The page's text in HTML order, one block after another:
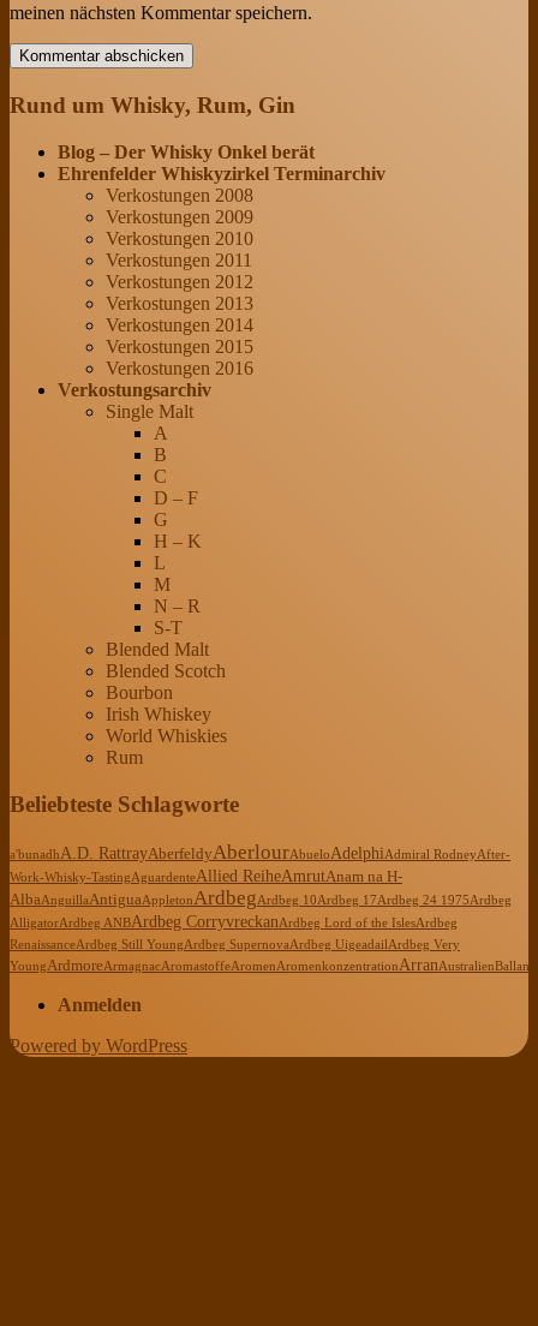
meinen nächsten Kommentar speichern.
Rund um Whisky, Rum, Gin
Blog – Der Whisky Onkel berät
Ehrenfelder Whiskyzirkel Terminarchiv
Verkostungen 2008
Verkostungen 2009
Verkostungen 2010
Verkostungen 2011
Verkostungen 2012
Verkostungen 2013
Verkostungen 2014
Verkostungen 2015
Verkostungen 2016
Verkostungsarchiv
Single Malt
A
B
C
D – F
G
H – K
L
M
N – R
S-T
Blended Malt
Blended Scotch
Bourbon
Irish Whiskey
World Whiskies
Rum
Beliebteste Schlagworte
a'bunadhA.D. RattrayAberfeldyAberlourAbueloAdelphiAdmiral RodneyAfter-
Work-Whisky-TastingAguardenteAllied ReiheAmrutAnam na H-
AlbaAnguillaAntiguaAppletonArdbegArdbeg 10Ardbeg 17Ardbeg 24 1975Ardbeg
AlligatorArdbeg ANBArdbeg CorryvreckanArdbeg Lord of the IslesArdbeg
RenaissanceArdbeg Still YoungArdbeg SupernovaArdbeg UigeadailArdbeg Very
YoungArdmoreArmagnacAromastoffeAromenAromenkonzentrationArranAustralien
Anmelden
Powered by WordPress